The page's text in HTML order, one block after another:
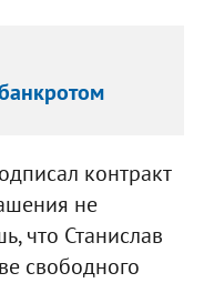
контракт
не
что Станислав
свободного